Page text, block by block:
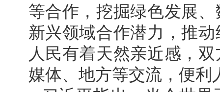
等合作，挖掘绿色发展
新兴领域合作潜力，推
人民有着天然亲近感，
媒体、地方等交流，便